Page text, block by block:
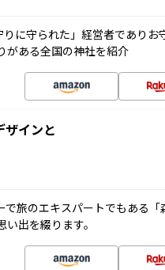
りに守られた」経営者であり
がある全国の神社を紹介
ザインと
で旅のエキスパートでもある
出を綴ります。